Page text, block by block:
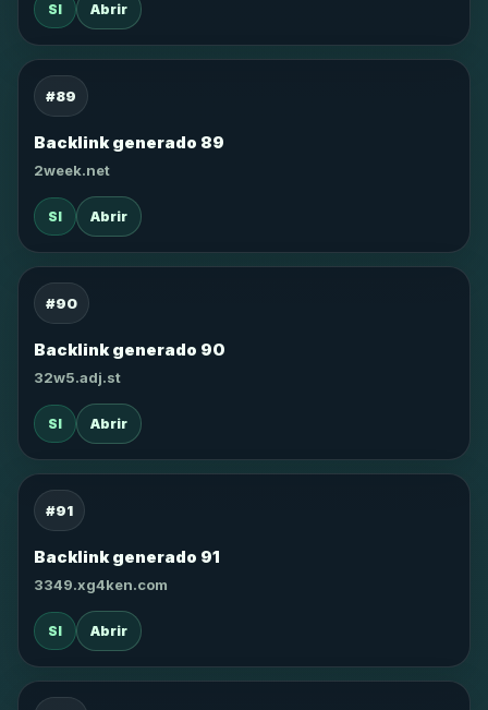
SI Abrir
#89
Backlink generado 89
2week.net
SI Abrir
#90
Backlink generado 90
32w5.adj.st
SI Abrir
#91
Backlink generado 91
3349.xg4ken.com
SI Abrir